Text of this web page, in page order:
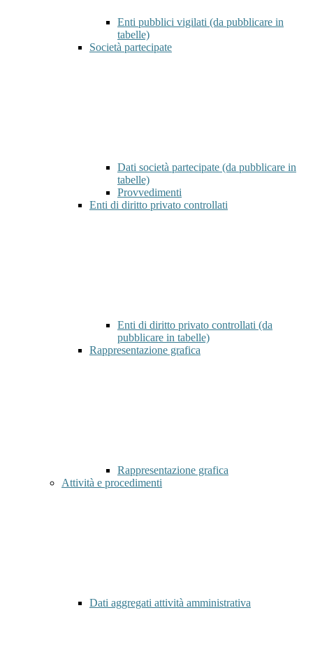
Enti pubblici vigilati (da pubblicare in
tabelle)
Società partecipate
Dati società partecipate (da pubblicare in
tabelle)
Provvedimenti
Enti di diritto privato controllati
Enti di diritto privato controllati (da
pubblicare in tabelle)
Rappresentazione grafica
Rappresentazione grafica
Attività e procedimenti
Dati aggregati attività amministrativa